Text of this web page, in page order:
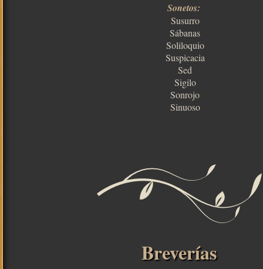
Sonetos:
Susurro
Sábanas
Soliloquio
Suspicacia
Sed
Sigilo
Sonrojo
Sinuoso
Breverías